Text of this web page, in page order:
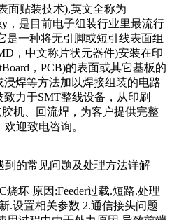
面贴装技术),英文全称为
，是目前电子组装行业里最流行
是一种将无引脚或短引线表面组
，中文称片状元器件)安装在印
，PCB)的表面或其它基板的
焊等方法加以焊接组装的电路
力于SMT整线设备，从印刷
机、回流焊，为客户提供完整
迎致电咨询。
到的常见问题及处理方法详解
烧坏 原因:Feeder过载.短路.处理
.设置相关参数 2.通信接头问题